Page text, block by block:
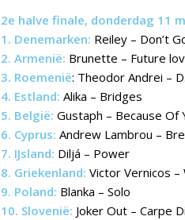
2e halve finale, donderdag 11
1. Denemarken: Reiley – Don’t
2. Armenië: Brunette – Future
3. Roemenië: Theodor Andrei –
4. Estland: Alika – Bridges
5. België: Gustaph – Because Of
6. Cyprus: Andrew Lambrou –
7. IJsland: Diljá – Power
8. Griekenland: Victor Vernicos –
9. Poland: Blanka – Solo
10. Slovenië: Joker Out – Carpe